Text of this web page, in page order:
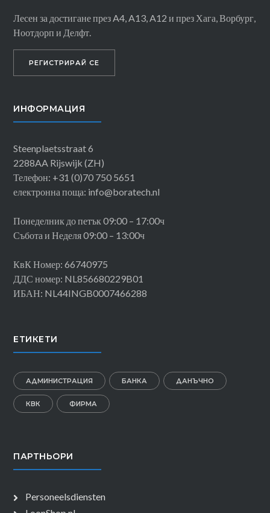
Лесен за достигане през A4, A13, A12 и през Хага, Ворбург,
Ноотдорп и Делфт.
РЕГИСТРИРАЙ СЕ
ИНФОРМАЦИЯ
Steenplaetsstraat 6
2288AA Rijswijk (ZH)
Телефон: +31 (0)70 750 5651
електронна поща: info@boratech.nl
Понеделник до петък 09:00 – 17:00ч
Събота и Неделя 09:00 – 13:00ч
КвК Номер: 66740975
ДДС номер: NL856680229B01
ИБАН: NL44INGB0007466288
ЕТИКЕТИ
АДМИНИСТРАЦИЯ БАНКА ДАНЪЧНО
КВК ФИРМА
ПАРТНЬОРИ
Personeelsdiensten